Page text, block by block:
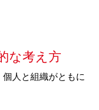
な考え方
人と組織がともに